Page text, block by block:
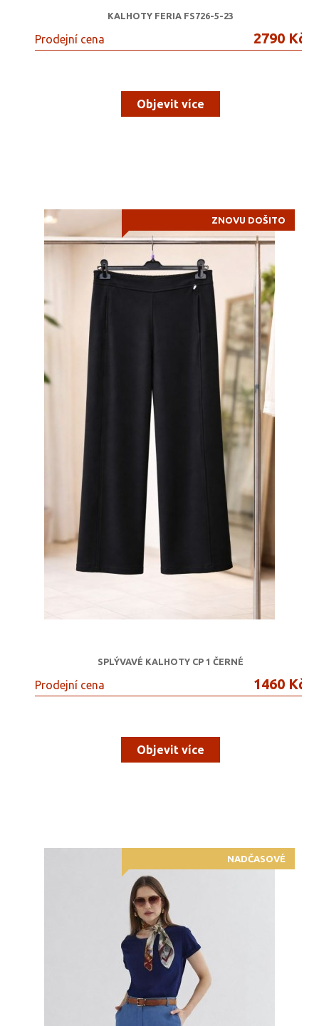
KALHOTY FERIA FS726-5-23
Prodejní cena 2790 Kč
Objevit více
ZNOVU DOŠITO
SPLÝVAVÉ KALHOTY CP 1 ČERNÉ
Prodejní cena 1460 Kč
Objevit více
NADČASOVÉ